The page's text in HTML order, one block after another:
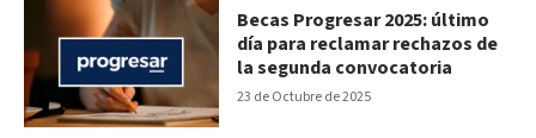
23 de Octubre de 2025
Becas Progresar 2025: último
día para reclamar rechazos de
la segunda convocatoria